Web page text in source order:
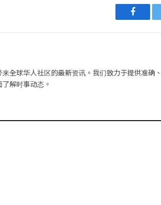
全球华人社区的最新资讯。我们致力于提供准确
解时事动态。